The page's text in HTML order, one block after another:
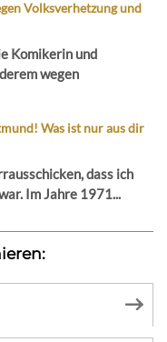
Volksverhetzung und
Komikerin und
wegen
Was ist nur aus dir
dass ich
Im Jahre 1971...